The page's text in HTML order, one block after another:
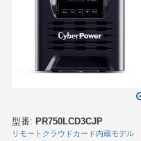
型番: PR750LCD3CJP
リモートクラウドカード内蔵モデル